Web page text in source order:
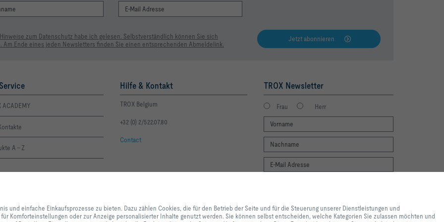
zum Datenschutz habe ich gelesen. Selbstverständlich können Sie sich
Ende eines jeden Newsletters finden Sie einen entsprechenden Abmeldelink.
Jetzt abonnieren
ACADEMY
A - Z
Hilfe & Kontakt
TROX Belgium
+32 (0) 2/522.07.80
Contact
TROX Newsletter
Frau Herr
unserer Dienstleistungen und Anwendungen notwendig sind, sowie solche, die lediglich zu
Statistikzwecken, für Komforteinstellungen oder zur Anzeige personalisierter Inhalte genutzt werden. Sie
und einfache Einkaufsprozesse zu bieten. Dazu zählen Cookies, die für den Betrieb der Seite und für die Steuerung unserer Dienstleistungen und
Komforteinstellungen oder zur Anzeige personalisierter Inhalte genutzt werden. Sie können selbst entscheiden, welche Kategorien Sie zulassen möchten und